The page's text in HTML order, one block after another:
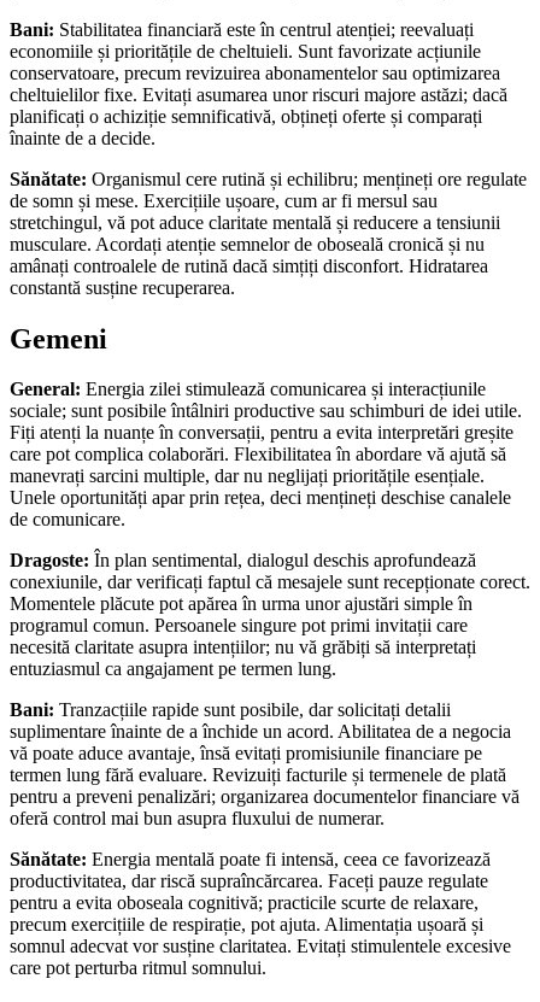
Bani: Stabilitatea financiară este în centrul atenției; reevaluați
economiile și prioritățile de cheltuieli. Sunt favorizate acțiunile
conservatoare, precum revizuirea abonamentelor sau optimizarea
cheltuielilor fixe. Evitați asumarea unor riscuri majore astăzi; dacă
planificați o achiziție semnificativă, obțineți oferte și comparați
înainte de a decide.
Sănătate: Organismul cere rutină și echilibru; mențineți ore regulate
de somn și mese. Exercițiile ușoare, cum ar fi mersul sau
stretchingul, vă pot aduce claritate mentală și reducere a tensiunii
musculare. Acordați atenție semnelor de oboseală cronică și nu
amânați controalele de rutină dacă simțiți disconfort. Hidratarea
constantă susține recuperarea.
Gemeni
General: Energia zilei stimulează comunicarea și interacțiunile
sociale; sunt posibile întâlniri productive sau schimburi de idei utile.
Fiți atenți la nuanțe în conversații, pentru a evita interpretări greșite
care pot complica colaborări. Flexibilitatea în abordare vă ajută să
manevrați sarcini multiple, dar nu neglijați prioritățile esențiale.
Unele oportunități apar prin rețea, deci mențineți deschise canalele
de comunicare.
Dragoste: În plan sentimental, dialogul deschis aprofundează
conexiunile, dar verificați faptul că mesajele sunt recepționate corect.
Momentele plăcute pot apărea în urma unor ajustări simple în
programul comun. Persoanele singure pot primi invitații care
necesită claritate asupra intențiilor; nu vă grăbiți să interpretați
entuziasmul ca angajament pe termen lung.
Bani: Tranzacțiile rapide sunt posibile, dar solicitați detalii
suplimentare înainte de a închide un acord. Abilitatea de a negocia
vă poate aduce avantaje, însă evitați promisiunile financiare pe
termen lung fără evaluare. Revizuiți facturile și termenele de plată
pentru a preveni penalizări; organizarea documentelor financiare vă
oferă control mai bun asupra fluxului de numerar.
Sănătate: Energia mentală poate fi intensă, ceea ce favorizează
productivitatea, dar riscă supraîncărcarea. Faceți pauze regulate
pentru a evita oboseala cognitivă; practicile scurte de relaxare,
precum exercițiile de respirație, pot ajuta. Alimentația ușoară și
somnul adecvat vor susține claritatea. Evitați stimulentele excesive
care pot perturba ritmul somnului.